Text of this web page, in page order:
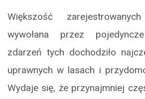
Większość
wywołana przez
zdarzeń tych dochodziło
uprawnych w lasach i
Wydaje się, że przynajmniej